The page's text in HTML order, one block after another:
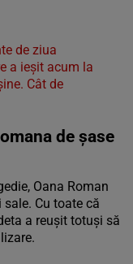
de ziua
a ieșit acum la
Cât de
de șase
Oana Roman
Cu toate că
a reușit totuși să